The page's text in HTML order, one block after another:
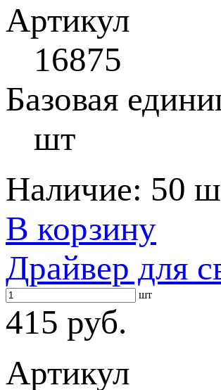
Артикул
16875
Базовая
шт
Наличие: 50
В корзину
Драйвер для
шт
415 руб.
Артикул